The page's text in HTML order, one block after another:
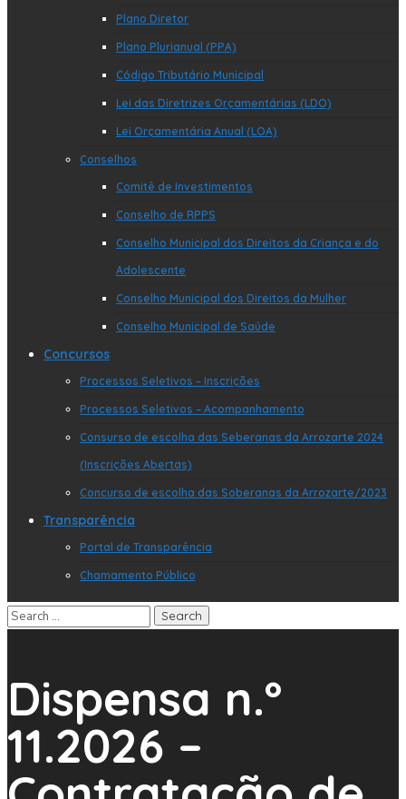
Plano Diretor
Plano Plurianual (PPA)
Código Tributário Municipal
Lei das Diretrizes Orçamentárias (LDO)
Lei Orçamentária Anual (LOA)
Conselhos
Comitê de Investimentos
Conselho de RPPS
Conselho Municipal dos Direitos da Criança e do
Adolescente
Conselho Municipal dos Direitos da Mulher
Conselho Municipal de Saúde
Concursos
Processos Seletivos – Inscrições
Processos Seletivos – Acompanhamento
Consurso de escolha das Seberanas da Arrozarte 2024
(Inscrições Abertas)
Concurso de escolha das Soberanas da Arrozarte/2023
Transparência
Portal de Transparência
Chamamento Público
Dispensa n.º
11.2026 –